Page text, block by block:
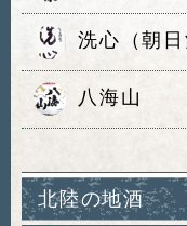
洗心（朝日
八海山
北陸の地酒